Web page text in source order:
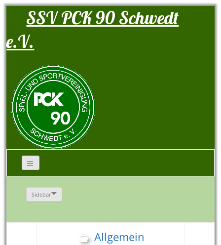
SSV PCK 90 Schwedt
e.V.
Sidebar
Allgemein